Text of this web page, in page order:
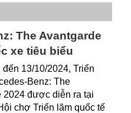
The Avantgarde
xe tiêu biểu
13/10/2024, Triển
Benz: The
2024 được diễn ra tại
chợ Triển lãm quốc tế